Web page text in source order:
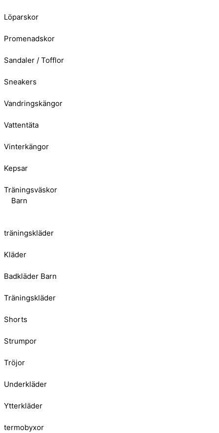
Löparskor
Promenadskor
Sandaler / Tofflor
Sneakers
Vandringskängor
Vattentäta
Vinterkängor
Kepsar
Träningsväskor
Barn
träningskläder
Kläder
Badkläder Barn
Träningskläder
Shorts
Strumpor
Tröjor
Underkläder
Ytterkläder
termobyxor